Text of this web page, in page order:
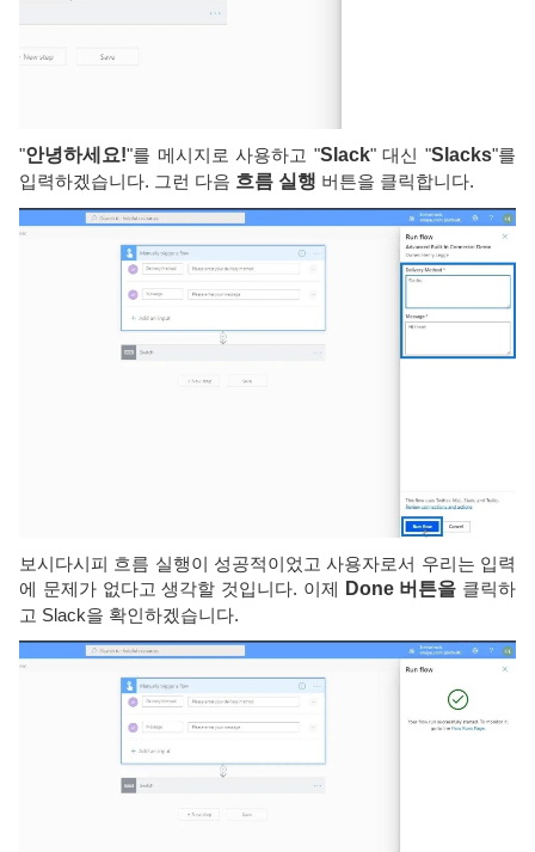
"안녕하세요!"를 메시지로 사용하고 "Slack" 대신 "Slacks"를
입력하겠습니다. 그런 다음 흐름 실행 버튼을 클릭합니다.
보시다시피 흐름 실행이 성공적이었고 사용자로서 우리는 입력
에 문제가 없다고 생각할 것입니다. 이제 Done 버튼을 클릭하
고 Slack을 확인하겠습니다.